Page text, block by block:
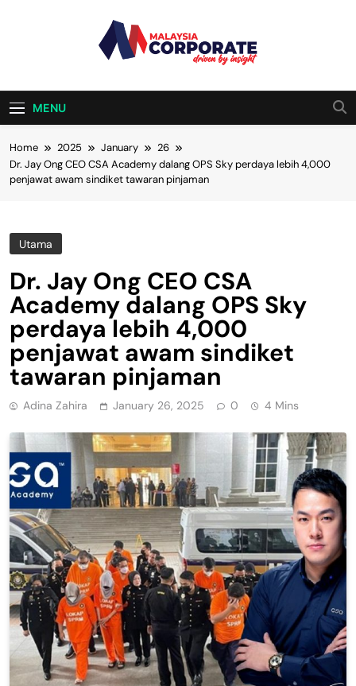
Malaysia
Corporate
MENU
Home 2025 January
26
Dr. Jay Ong CEO CSA Academy dalang OPS Sky perdaya lebih 4,000
penjawat awam sindiket tawaran pinjaman
Utama
Dr. Jay Ong CEO CSA
Academy dalang OPS Sky
perdaya lebih 4,000
penjawat awam sindiket
tawaran pinjaman
Adina Zahira January 26, 2025 0 4 Mins